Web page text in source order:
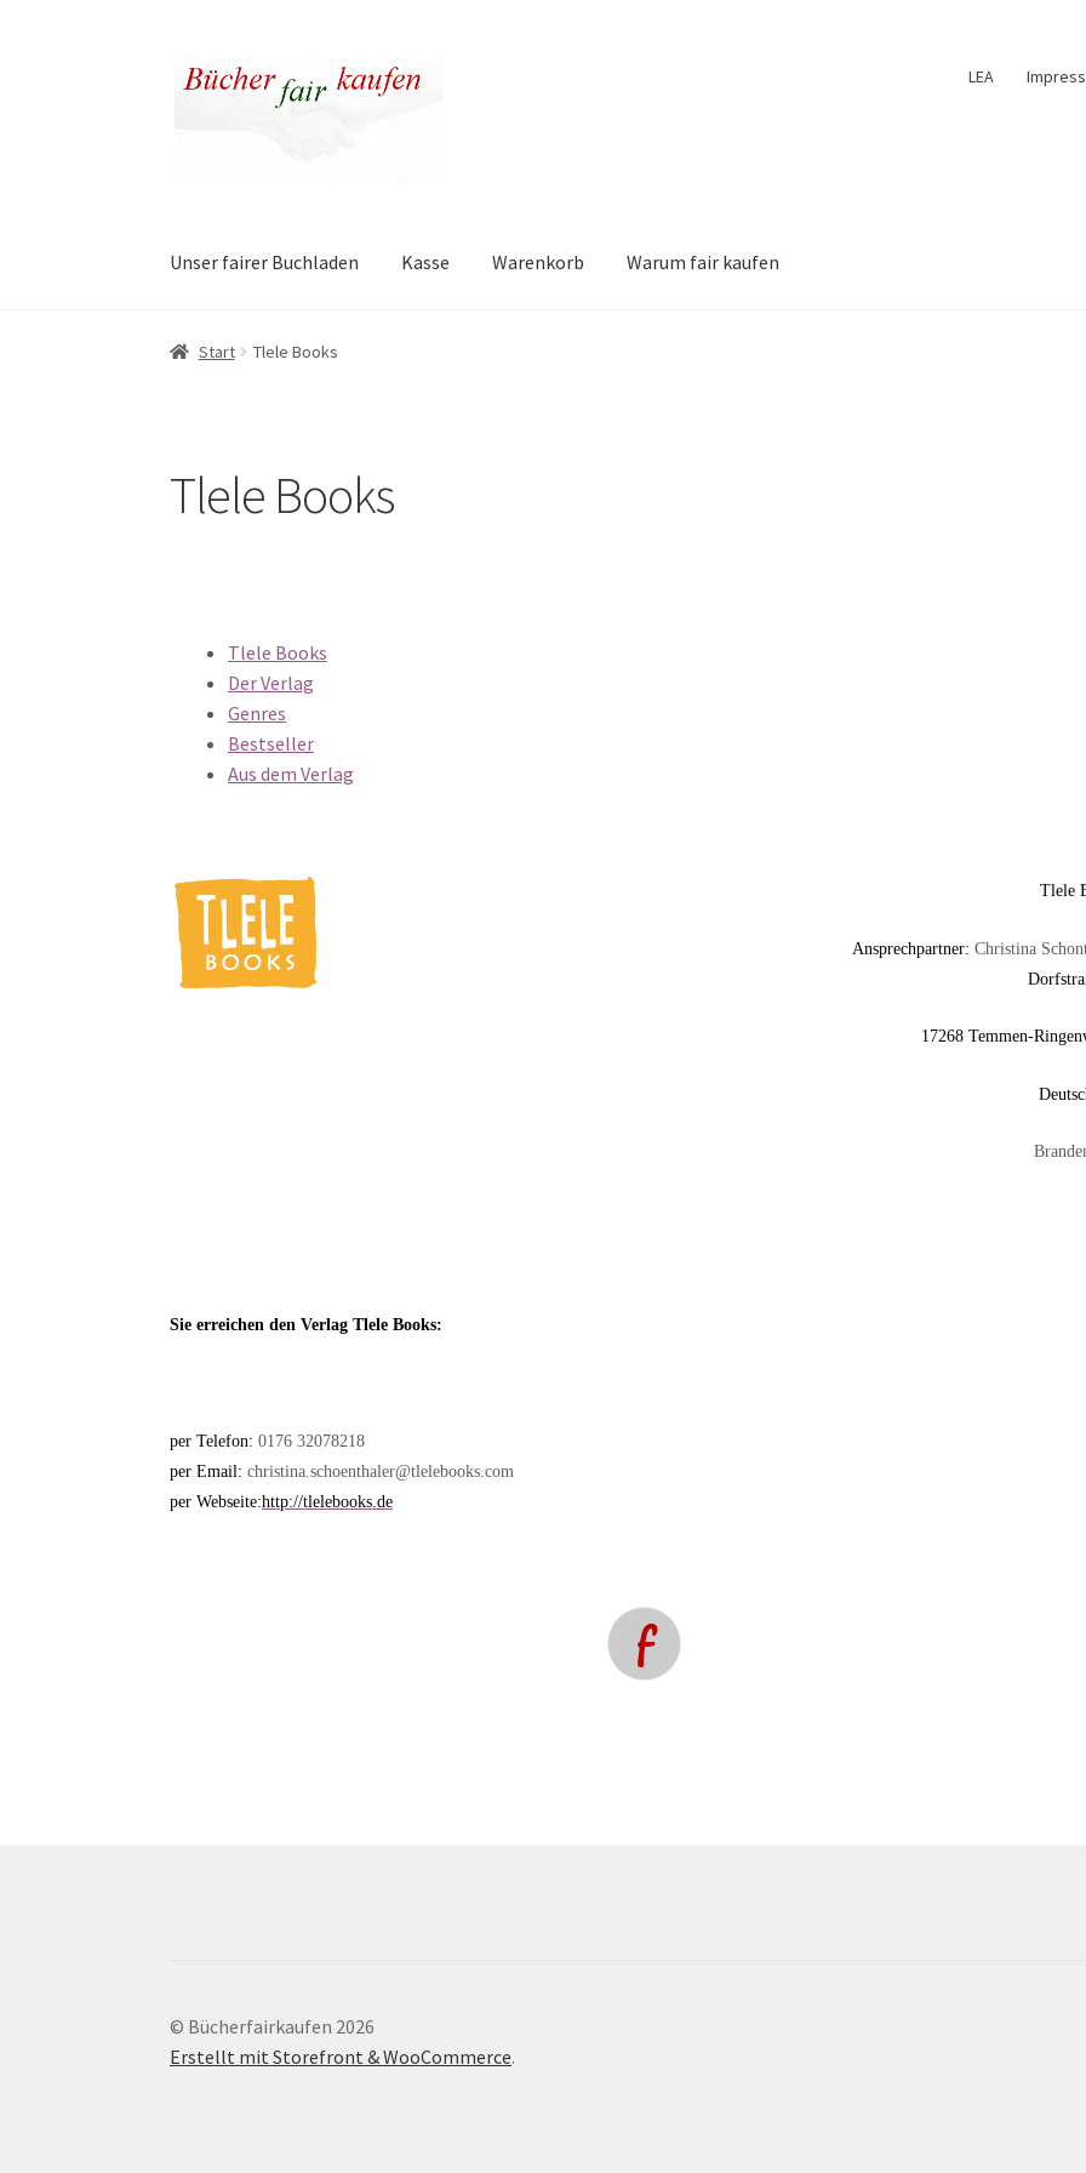
Zur
Navigation
Zum
Inhalt
LEA
Unser fairer Buchladen Kasse Warenkorb Warum fair kaufen
Start Tlele Books
Tlele Books
Tlele Books
Der Verlag
Genres
Bestseller
Aus dem Verlag
Tlele
Ansprechpartner:Christina
17268 Temmen-
Sie erreichen den Verlag Tlele Books:
per Telefon:0176 32078218
per Email:christina.schoenthaler@tlelebooks.com
per Webseite:http://tlelebooks.de
© Bücherfairkaufen 2026
Erstellt mit Storefront & WooCommerce.